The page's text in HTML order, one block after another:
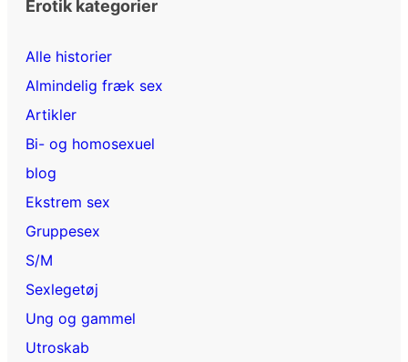
Erotik kategorier
Alle historier
Almindelig fræk sex
Artikler
Bi- og homosexuel
blog
Ekstrem sex
Gruppesex
S/M
Sexlegetøj
Ung og gammel
Utroskab